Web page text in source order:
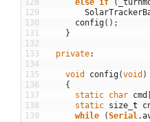
128
129
130
131
132
133
134
135
136
137
138
139
else if (
config( ) ;
}
private:
void config(void )
{
static char cmd
static size t
while
(Serial.